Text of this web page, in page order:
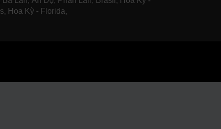
Hoa Kỳ - Florida,